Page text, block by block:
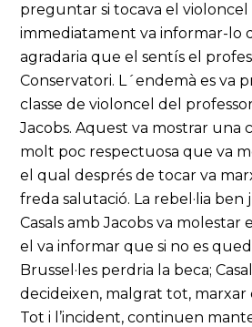
preguntar si tocava el violoncel
immediatament va informar-lo
agradaria que el sentís el
Conservatori. L´endemà es va
classe de violoncel del
Jacobs. Aquest va mostrar una
molt poc respectuosa que va
el qual després de tocar va
freda salutació. La rebel·lia ben
Casals amb Jacobs va molestar
el va informar que si no es
Brussel·les perdria la beca;
decideixen, malgrat tot, marxar
Tot i l’incident, continuen